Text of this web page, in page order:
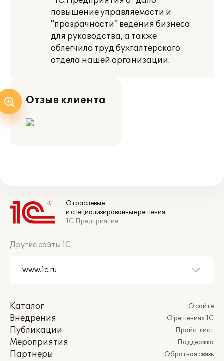
повышение управляемости и
"прозрачности" ведения бизнеса
для руководства, а также
облегчило труд бухгалтерского
отдела нашей организации.
Отзыв клиента
Отраслевые
и специализированные решения
1С:Предприятие
Другие сайты 1С
Каталог
Внедрения
Публикации
Мероприятия
Партнеры
О сайте
О решениях 1С
Прайс-лист
Поддержка
Обратная связь